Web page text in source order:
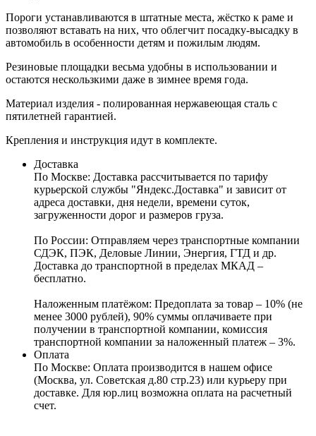
Пороги устанавливаются в штатные места, жёстко к раме и
позволяют вставать на них, что облегчит посадку-высадку в
автомобиль в особенности детям и пожилым людям.
Резиновые площадки весьма удобны в использовании и
остаются нескользкими даже в зимнее время года.
Материал изделия - полированная нержавеющая сталь с
пятилетней гарантией.
Крепления и инструкция идут в комплекте.
Доставка
По Москве: Доставка рассчитывается по тарифу
курьерской службы "Яндекс.Доставка" и зависит от
адреса доставки, дня недели, времени суток,
загруженности дорог и размеров груза.
По России: Отправляем через транспортные компании
СДЭК, ПЭК, Деловые Линии, Энергия, ГТД и др.
Доставка до транспортной в пределах МКАД –
бесплатно.
Наложенным платёжом: Предоплата за товар – 10% (не
менее 3000 рублей), 90% суммы оплачиваете при
получении в транспортной компании, комиссия
транспортной компании за наложенный платеж – 3%.
Оплата
По Москве: Оплата производится в нашем офисе
(Москва, ул. Советская д.80 стр.23) или курьеру при
доставке. Для юр.лиц возможна оплата на расчетный
счет.